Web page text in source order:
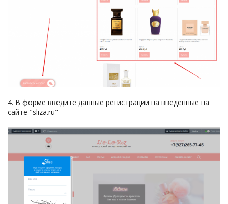
4. В форме введите данные регистрации на введённые на
сайте "sliza.ru"